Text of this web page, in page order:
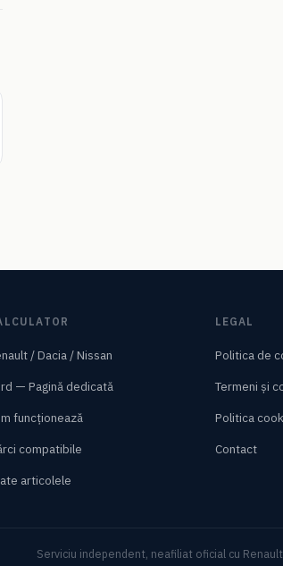
/ Dacia / Nissan
— Pagină dedicată
funcționează
compatibile
articolele
LEGAL
Politica de
Termeni și
Politica
Contact
Serviciu independent, neafiliat oficial cu